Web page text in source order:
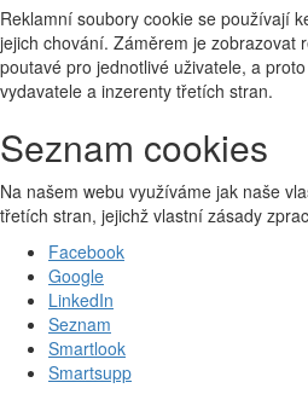
Reklamní soubory cookie se používají
jejich chování. Záměrem je zobrazovat
poutavé pro jednotlivé uživatele, a
vydavatele a inzerenty třetích stran.
Seznam cookies
Na našem webu využíváme jak naše
třetích stran, jejichž vlastní zásady
Facebook
Google
LinkedIn
Seznam
Smartlook
Smartsupp